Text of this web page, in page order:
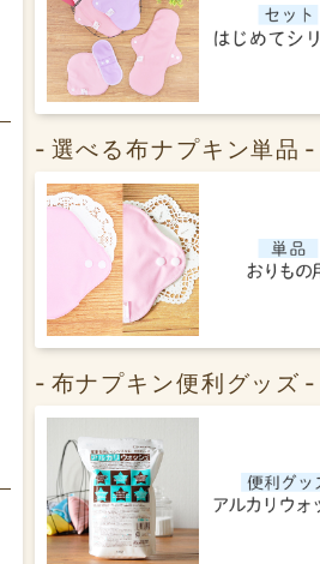
選べる布ナプキン単品
布ナプキン便利グッズ